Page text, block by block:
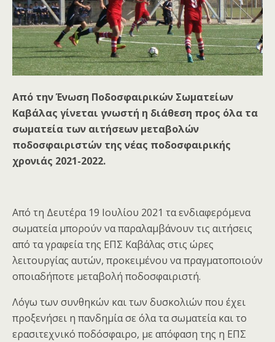
Από την Ένωση Ποδοσφαιρικών Σωματείων
Καβάλας γίνεται γνωστή η διάθεση προς όλα τα
σωματεία των αιτήσεων μεταβολών
ποδοσφαιριστών της νέας ποδοσφαιρικής
χρονιάς 2021-2022.
Από τη Δευτέρα 19 Ιουλίου 2021 τα ενδιαφερόμενα
σωματεία μπορούν να παραλαμβάνουν τις αιτήσεις
από τα γραφεία της ΕΠΣ Καβάλας στις ώρες
λειτουργίας αυτών, προκειμένου να πραγματοποιούν
οποιαδήποτε μεταβολή ποδοσφαιριστή.
Λόγω των συνθηκών και των δυσκολιών που έχει
προξενήσει η πανδημία σε όλα τα σωματεία και το
ερασιτεχνικό ποδόσφαιρο, με απόφαση της η ΕΠΣ